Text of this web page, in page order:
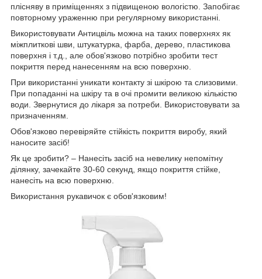
плісняву в приміщеннях з підвищеною вологістю. Запобігає
повторному ураженню при регулярному використанні.
Використовувати Антицвіль можна на таких поверхнях як
міжплиткові шви, штукатурка, фарба, дерево, пластикова
поверхня і т.д., але обов'язково потрібно зробити тест
покриття перед нанесенням на всю поверхню.
При використанні уникати контакту зі шкірою та слизовими.
При попаданні на шкіру та в очі промити великою кількістю
води. Звернутися до лікаря за потреби. Використовувати за
призначенням.
Обов'язково перевіряйте стійкість покриття виробу, який
наносите засіб!
Як це зробити? – Нанесіть засіб на невелику непомітну
ділянку, зачекайте 30-60 секунд, якщо покриття стійке,
нанесіть на всю поверхню.
Використання рукавичок є обов'язковим!